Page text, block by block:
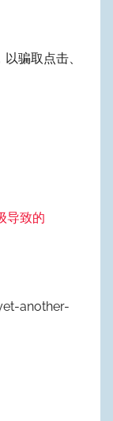
骗取点击、
导致的
another-